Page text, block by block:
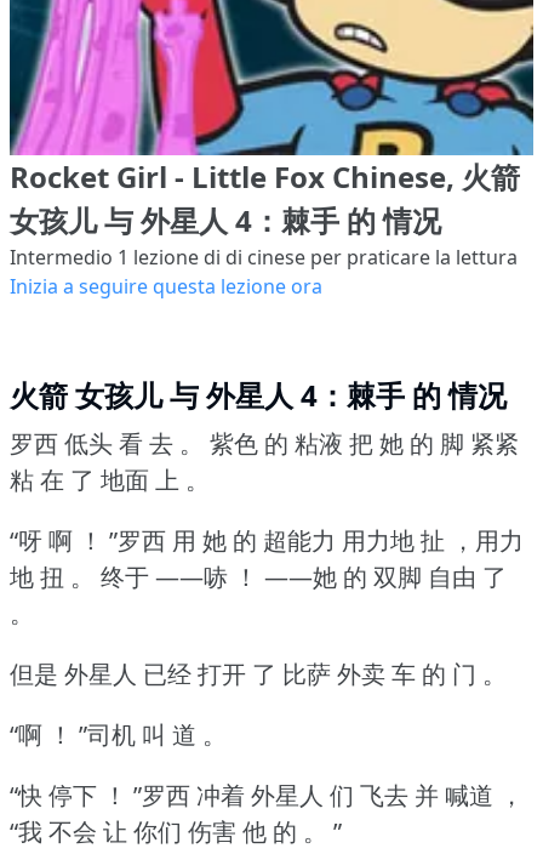
Rocket Girl - Little Fox Chinese, 火箭
女孩儿 与 外星人 4：棘手 的 情况
Intermedio 1 lezione di di cinese per praticare la lettura
Inizia a seguire questa lezione ora
火箭 女孩儿 与 外星人 4：棘手 的 情况
罗西 低头 看 去 。
紫色 的 粘液 把 她 的 脚 紧紧
粘 在 了 地面 上 。
“呀 啊 ！ ”罗西 用 她 的 超能力 用力地 扯 ，用力
地 扭 。
终于 ——哧 ！ ——她 的 双脚 自由 了
。
但是 外星人 已经 打开 了 比萨 外卖 车 的 门 。
“啊 ！ ”司机 叫 道 。
“快 停下 ！ ”罗西 冲着 外星人 们 飞去 并 喊道 ，
“我 不会 让 你们 伤害 他 的 。
”